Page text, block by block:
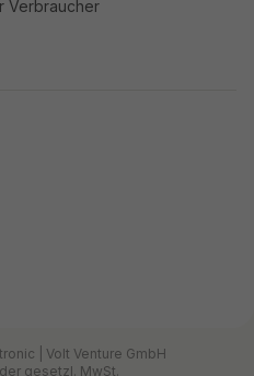
Verbraucher
| Volt Venture GmbH
gesetzl. MwSt.